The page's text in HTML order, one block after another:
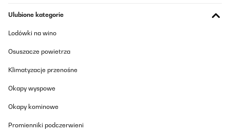
Der Klarstein Uhrenbeweger überzeugt mich rundum. Optisch
dezenten blauen LED‑Beleuchtung richtig was her. Ideal, um seine
die 4 verschiedenen TPD‑Einstellungen (Umdrehungen pro Tag)
Ulubione kategorie
Lodówki na wino
Osuszacze powietrza
Klimatyzacje przenośne
Okapy wyspowe
Okapy kominowe
Promienniki podczerwieni